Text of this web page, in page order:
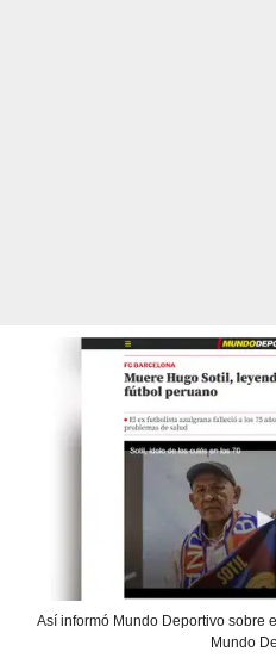
Así informó Mundo Deportivo sobre
Mundo